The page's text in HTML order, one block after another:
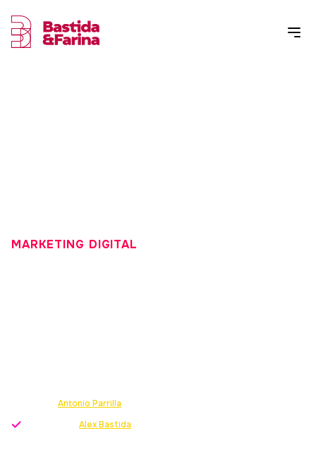
MARKETING DIGITAL
Antonio Parrilla
Alex Bastida